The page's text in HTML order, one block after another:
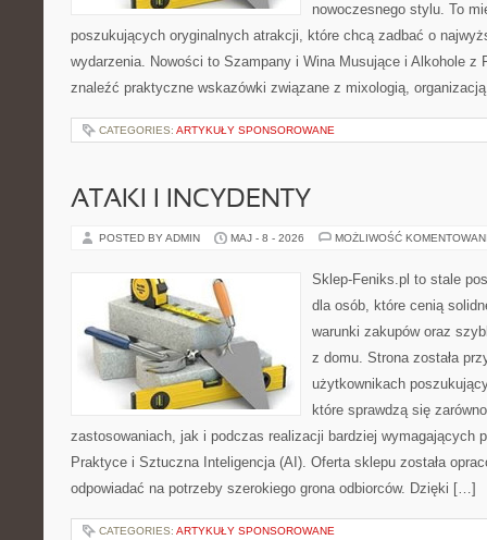
nowoczesnego stylu. To
poszukujących oryginalnych atrakcji, które chcą zadbać o
wydarzenia. Nowości to Szampany i Wina Musujące i Alkohole z
znaleźć praktyczne wskazówki związane z mixologią,
CATEGORIES: ARTYKUŁY SPONSOROWANE
ATAKI I INCYDENTY
POSTED BY ADMIN MAJ - 8 - 2026 MOŻLIWOŚĆ
Sklep-Feniks.pl to stale
dla osób, które cenią
warunki zakupów oraz
z domu. Strona została
użytkownikach
które sprawdzą się
zastosowaniach, jak i podczas realizacji bardziej wymagających
Praktyce i Sztuczna Inteligencja (AI). Oferta sklepu została
odpowiadać na potrzeby szerokiego grona odbiorców. Dzięki […]
CATEGORIES: ARTYKUŁY SPONSOROWANE